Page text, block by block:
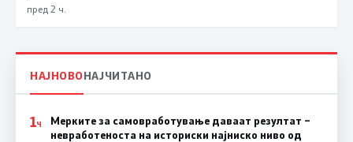
пред 2 ч.
НАЈНОВОНАЈЧИТАНО
1Ч
Мерките за самовработување даваат резултат –
невработеноста на историски најниско ниво од